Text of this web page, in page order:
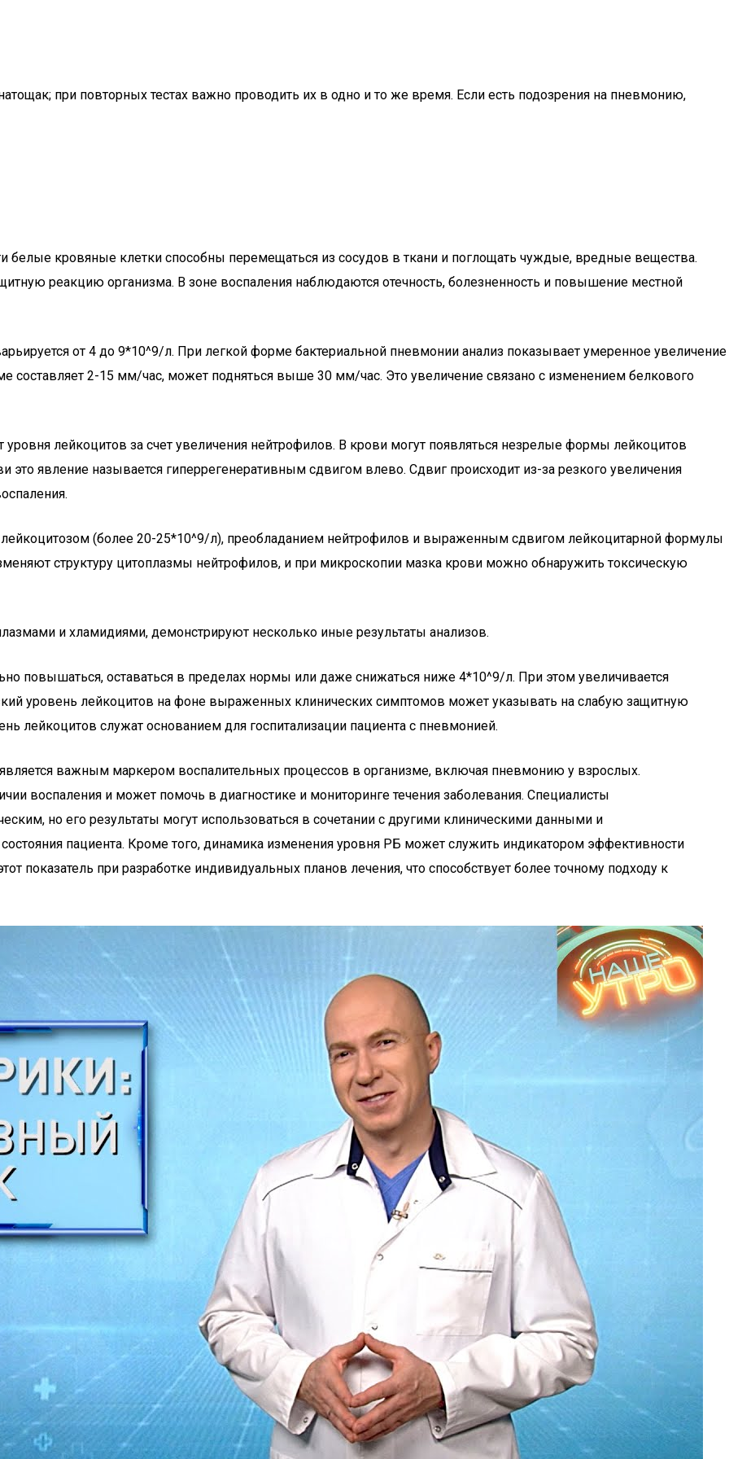
при повторных тестах важно проводить их в одно и то же время. Если есть подозрения на пневмонию,
кровяные клетки способны перемещаться из сосудов в ткани и поглощать чуждые, вредные вещества.
реакцию организма. В зоне воспаления наблюдаются отечность, болезненность и повышение местной
от 4 до 9*10^9/л. При легкой форме бактериальной пневмонии анализ показывает умеренное увеличение
составляет 2-15 мм/час, может подняться выше 30 мм/час. Это увеличение связано с изменением белкового
лейкоцитов за счет увеличения нейтрофилов. В крови могут появляться незрелые формы лейкоцитов
явление называется гиперрегенеративным сдвигом влево. Сдвиг происходит из-за резкого увеличения
(более 20-25*10^9/л), преобладанием нейтрофилов и выраженным сдвигом лейкоцитарной формулы
структуру цитоплазмы нейтрофилов, и при микроскопии мазка крови можно обнаружить токсическую
и хламидиями, демонстрируют несколько иные результаты анализов.
повышаться, оставаться в пределах нормы или даже снижаться ниже 4*10^9/л. При этом увеличивается
уровень лейкоцитов на фоне выраженных клинических симптомов может указывать на слабую защитную
лейкоцитов служат основанием для госпитализации пациента с пневмонией.
важным маркером воспалительных процессов в организме, включая пневмонию у взрослых.
воспаления и может помочь в диагностике и мониторинге течения заболевания. Специалисты
но его результаты могут использоваться в сочетании с другими клиническими данными и
пациента. Кроме того, динамика изменения уровня РБ может служить индикатором эффективности
показатель при разработке индивидуальных планов лечения, что способствует более точному подходу к